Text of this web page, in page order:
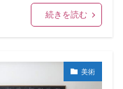
続きを読む
美術